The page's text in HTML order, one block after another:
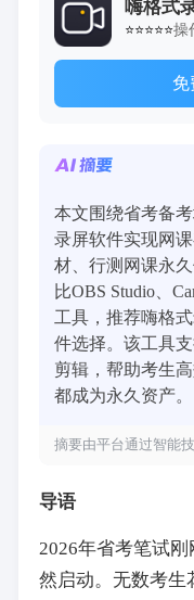
嗨格式
⭐⭐⭐⭐⭐操
免
本文围绕省考备
录屏软件实现网
材、行测网课永
比OBS Studio、
工具，推荐嗨格
件选择。该工具
剪辑，帮助考生
都成为永久资产。
摘要由平台通过智能
导语
2026年省考笔试
然启动。无数考生